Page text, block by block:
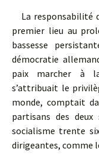
La responsabilité
premier lieu au
bassesse
démocratie
paix marcher à
s’attribuait le
monde, comptait
partisans des
socialisme trente
dirigeantes, comme